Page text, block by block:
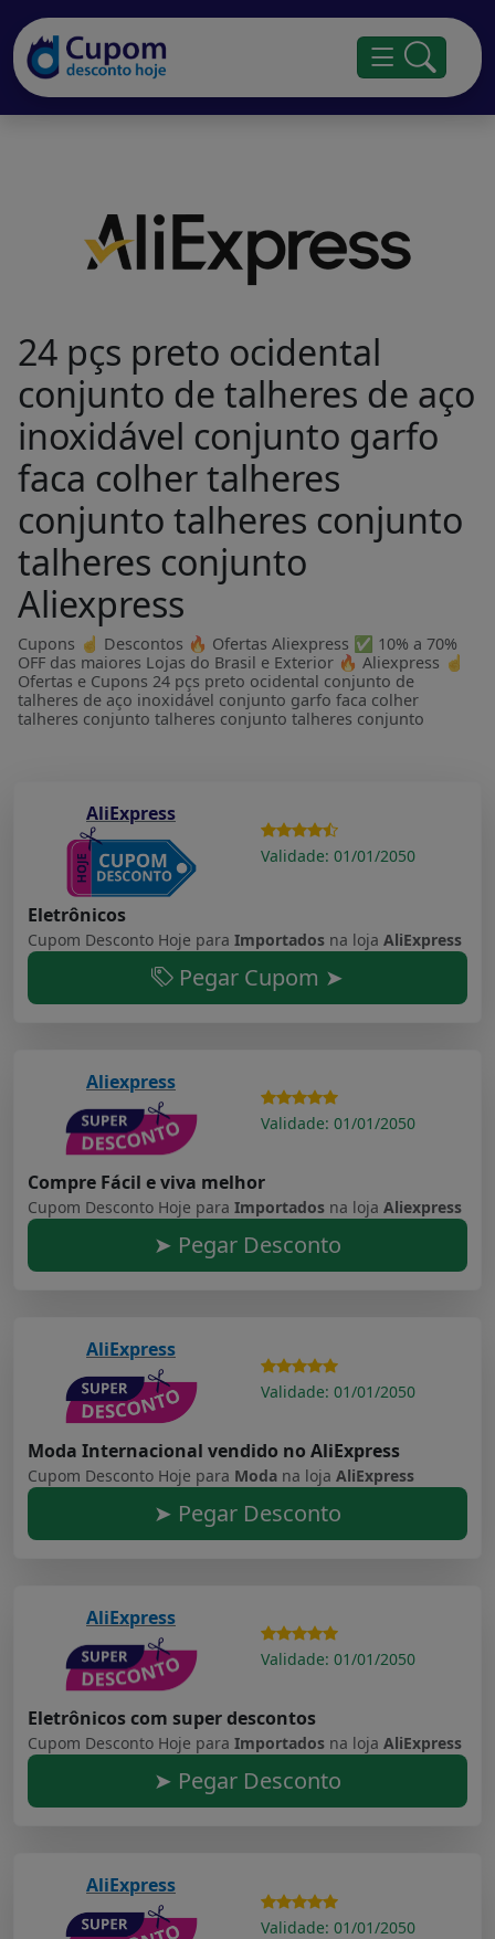
24 pçs preto ocidental
conjunto de talheres de aço
inoxidável conjunto garfo
faca colher talheres
conjunto talheres conjunto
talheres conjunto
Aliexpress
Cupons ☝ Descontos 🔥 Ofertas Aliexpress ✅ 10% a 70%
OFF das maiores Lojas do Brasil e Exterior 🔥 Aliexpress ☝
Ofertas e Cupons 24 pçs preto ocidental conjunto de
talheres de aço inoxidável conjunto garfo faca colher
talheres conjunto talheres conjunto talheres conjunto
AliExpress
Validade: 01/01/2050
Eletrônicos
Cupom Desconto Hoje para Importados na loja AliExpress
Pegar Cupom ➤
Aliexpress
Validade: 01/01/2050
Compre Fácil e viva melhor
Cupom Desconto Hoje para Importados na loja Aliexpress
➤ Pegar Desconto
AliExpress
Validade: 01/01/2050
Moda Internacional vendido no AliExpress
Cupom Desconto Hoje para Moda na loja AliExpress
➤ Pegar Desconto
AliExpress
Validade: 01/01/2050
Eletrônicos com super descontos
Cupom Desconto Hoje para Importados na loja AliExpress
➤ Pegar Desconto
AliExpress
Validade: 01/01/2050